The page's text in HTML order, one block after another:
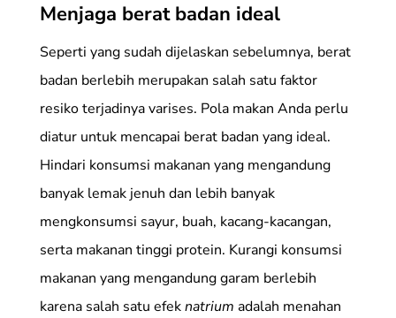
Menjaga berat badan ideal
Seperti yang sudah dijelaskan sebelumnya, berat
badan berlebih merupakan salah satu faktor
resiko terjadinya varises. Pola makan Anda perlu
diatur untuk mencapai berat badan yang ideal.
Hindari konsumsi makanan yang mengandung
banyak lemak jenuh dan lebih banyak
mengkonsumsi sayur, buah, kacang-kacangan,
serta makanan tinggi protein. Kurangi konsumsi
makanan yang mengandung garam berlebih
karena salah satu efeknatrium adalah menahan